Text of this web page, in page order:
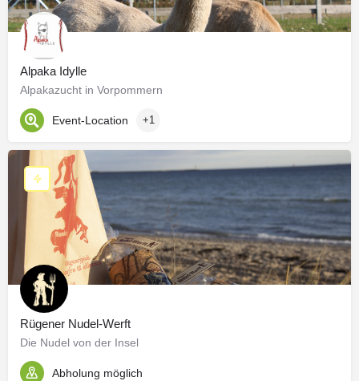
Alpaka Idylle
Alpakazucht in Vorpommern
Event-Location +1
Rügener Nudel-Werft
Die Nudel von der Insel
Abholung möglich